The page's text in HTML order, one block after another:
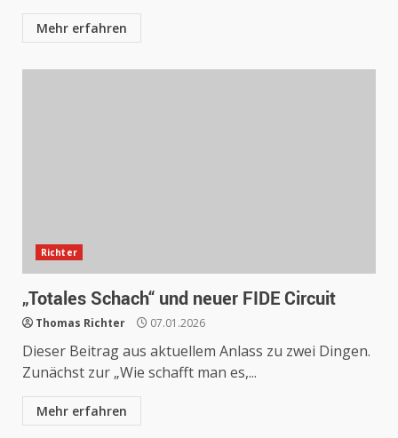
Mehr erfahren
Richter
„Totales Schach“ und neuer FIDE Circuit
Thomas Richter 07.01.2026
Dieser Beitrag aus aktuellem Anlass zu zwei Dingen.
Zunächst zur „Wie schafft man es,...
Mehr erfahren